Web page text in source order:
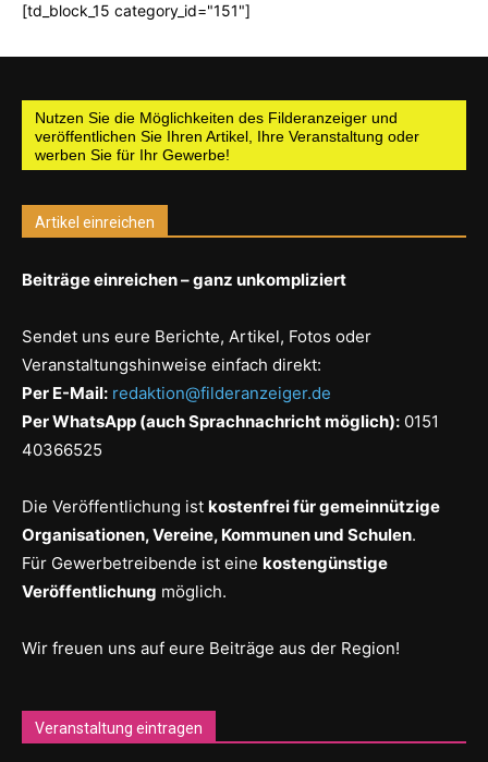
[td_block_15 category_id="151"]
Nutzen Sie die Möglichkeiten des Filderanzeiger und
veröffentlichen Sie Ihren Artikel, Ihre Veranstaltung oder
werben Sie für Ihr Gewerbe!
Artikel einreichen
Beiträge einreichen – ganz unkompliziert
Sendet uns eure Berichte, Artikel, Fotos oder
Veranstaltungshinweise einfach direkt:
Per E-Mail: redaktion@filderanzeiger.de
Per WhatsApp (auch Sprachnachricht möglich): 0151
40366525
Die Veröffentlichung ist kostenfrei für gemeinnützige
Organisationen, Vereine, Kommunen und Schulen.
Für Gewerbetreibende ist eine kostengünstige
Veröffentlichung möglich.
Wir freuen uns auf eure Beiträge aus der Region!
Veranstaltung eintragen